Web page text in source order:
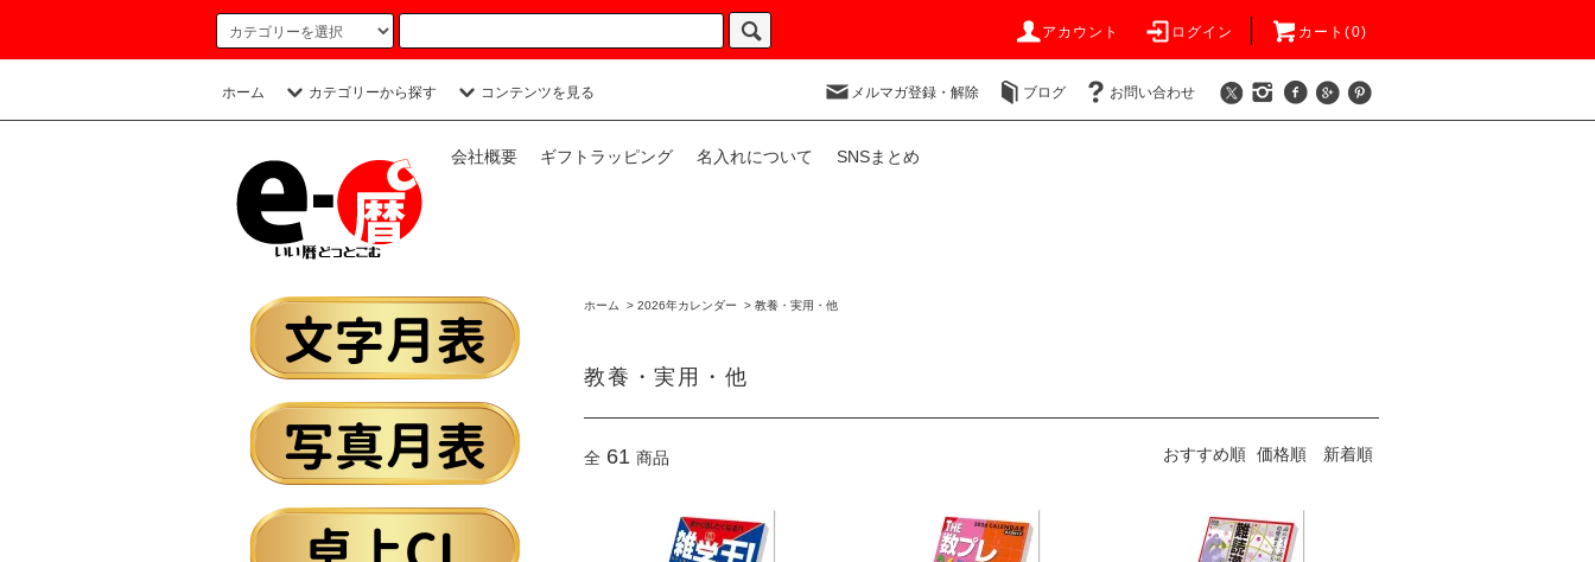
アカウント ログイン カート(0)
ホーム カテゴリーから探す コンテンツを見る メルマガ登録・解除 ブログ お問い合わせ
会社概要 ギフトラッピング 名入れについて SNSまとめ
ホーム > 2026年カレンダー > 教養・実用・他
教養・実用・他
全 61 商品 おすすめ順 価格順 新着順